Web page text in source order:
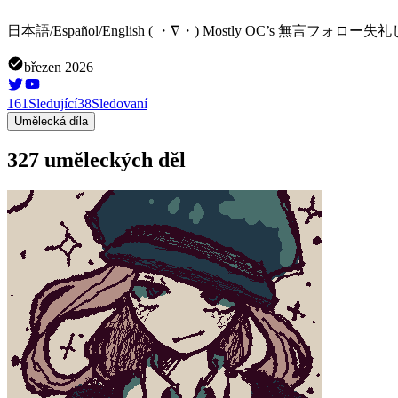
日本語/Español/English ( ・∇・) Mostly OC’s 無言フォロー失
březen 2026
161Sledující38Sledovaní
Umělecká díla
327 uměleckých děl